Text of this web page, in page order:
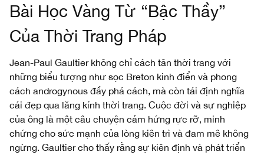
Bài Học Vàng Từ “Bậc Thầy”
Của Thời Trang Pháp
Jean-Paul Gaultier không chỉ cách tân thời trang với
những biểu tượng như sọc Breton kinh điển và phong
cách androgynous đầy phá cách, mà còn tái định nghĩa
cái đẹp qua lăng kính thời trang. Cuộc đời và sự nghiệp
của ông là một câu chuyện cảm hứng rực rỡ, minh
chứng cho sức mạnh của lòng kiên trì và đam mê không
ngừng. Gaultier cho thấy rằng sự kiên định và phát triển